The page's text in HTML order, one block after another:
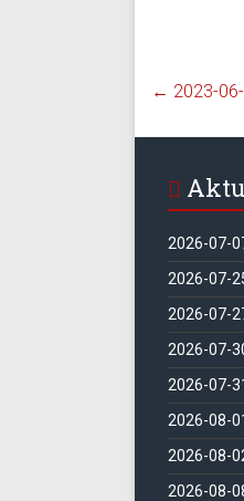
← 2023-
2026-07-
2026-07-
2026-07-
2026-07-
2026-07-
2026-08-
2026-08-
2026-08-